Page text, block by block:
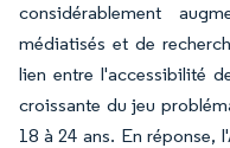
considérablement
médiatisés et de
lien entre l'accessibilité
croissante du jeu
18 à 24 ans. En réponse,